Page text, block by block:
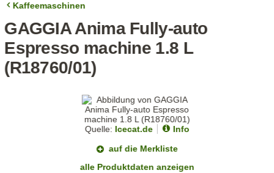
Kaffeemaschinen
GAGGIA Anima Fully-auto
Espresso machine 1.8 L
(R18760/01)
Quelle: Icecat.de
Info
auf die Merkliste
alle Produktdaten anzeigen